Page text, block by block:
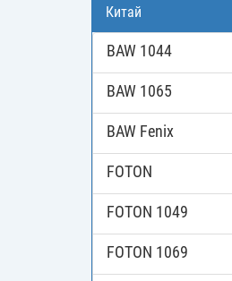
Китай
BAW 1044
BAW 1065
BAW Fenix
FOTON
FOTON 1049
FOTON 1069